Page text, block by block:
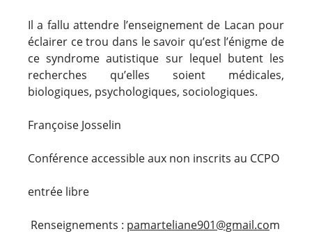
Il a fallu attendre l’enseignement de Lacan pour
éclairer ce trou dans le savoir qu’est l’énigme de
ce syndrome autistique sur lequel butent les
recherches qu’elles soient médicales,
biologiques, psychologiques, sociologiques.
Françoise Josselin
Conférence accessible aux non inscrits au CCPO
entrée libre
Renseignements : pamarteliane901@gmail.com